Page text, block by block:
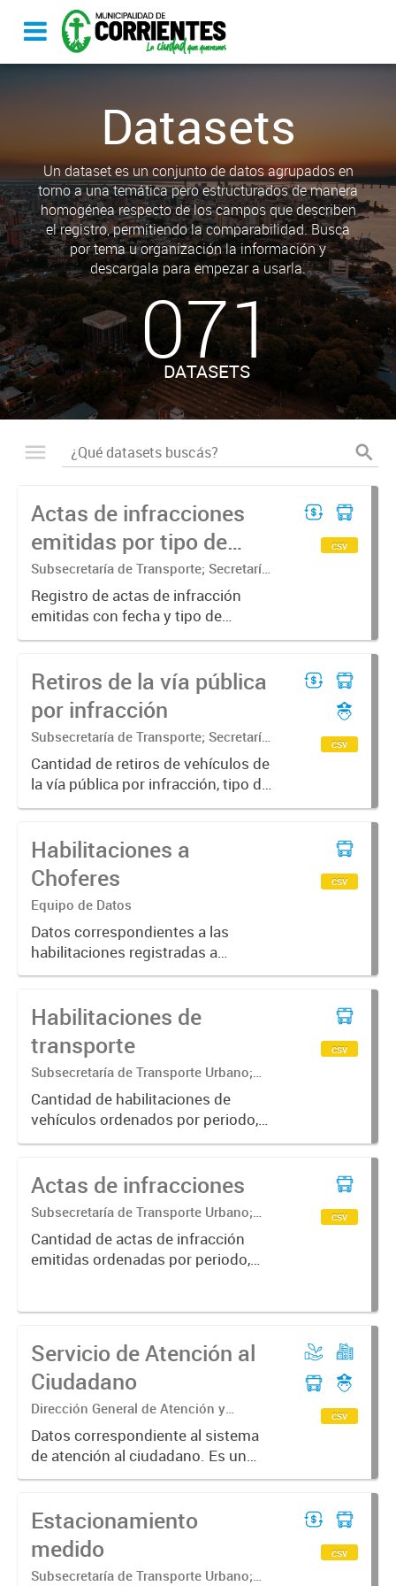
Datasets
Un dataset es un conjunto de datos agrupados en
torno a una temática pero estructurados de manera
homogénea respecto de los campos que describen
el registro, permitiendo la comparabilidad. Busca
por tema u organización la información y
descargala para empezar a usarla.
071
DATASETS
Actas de infracciones
emitidas por tipo de
vehiculo
Subsecretaría de Transporte; Secretaría
de Movilidad Urbana y Seguridad
ciudadana
Registro de actas de infracción
emitidas con fecha y tipo de
transporte
csv
Retiros de la vía pública
por infracción
Subsecretaría de Transporte; Secretaría
de Movilidad Urbana y Seguridad
ciudadana
Cantidad de retiros de vehículos de
la vía pública por infracción, tipo de
vehículo y tipo de infracción
csv
Habilitaciones a
Choferes
Equipo de Datos
Datos correspondientes a las
habilitaciones registradas a
choferes en la oficina de transporte
csv
Habilitaciones de
transporte
Subsecretaría de Transporte Urbano;
Secretaría de Movilidad Urbana y
Seguridad ciudadana
Cantidad de habilitaciones de
vehículos ordenados por periodo,
categoría del transporte y calidad
csv
Actas de infracciones
Subsecretaría de Transporte Urbano;
Secretaría de Movilidad Urbana y
Seguridad ciudadana
Cantidad de actas de infracción
emitidas ordenadas por periodo,
csv
Servicio de Atención al
Ciudadano
Dirección General de Atención y
Cercanía Ciudadana
Datos correspondiente al sistema
de atención al ciudadano. Es un
registro de comunicación de los
de los distintos medios.
csv
Estacionamiento
medido
Subsecretaría de Transporte Urbano;
csv